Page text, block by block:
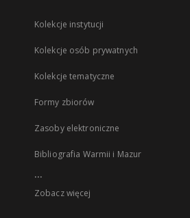
Kolekcje instytucji
Kolekcje osób prywatnych
Kolekcje tematyczne
Formy zbiorów
Zasoby elektroniczne
Bibliografia Warmii i Mazur
...
Zobacz więcej